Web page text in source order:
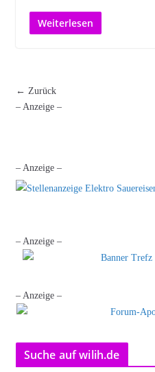
Weiterlesen
← Zurück
– Anzeige –
– Anzeige –
– Anzeige –
– Anzeige –
Suche auf wilih.de